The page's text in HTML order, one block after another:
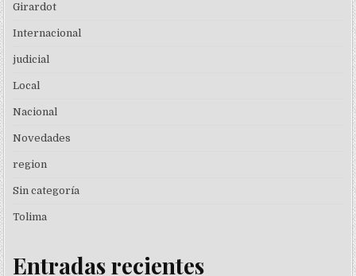
Girardot
Internacional
judicial
Local
Nacional
Novedades
region
Sin categoría
Tolima
Entradas recientes